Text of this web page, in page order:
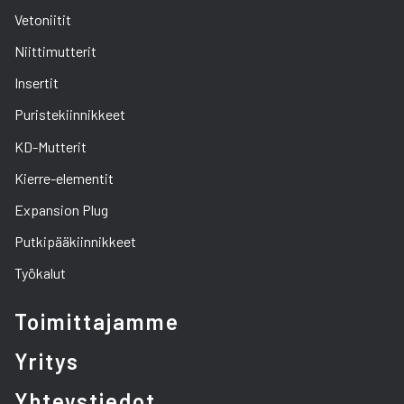
Vetoniitit
Niittimutterit
Insertit
Puristekiinnikkeet
KD-Mutterit
Kierre-elementit
Expansion Plug
Putkipääkiinnikkeet
Työkalut
Toimittajamme
Yritys